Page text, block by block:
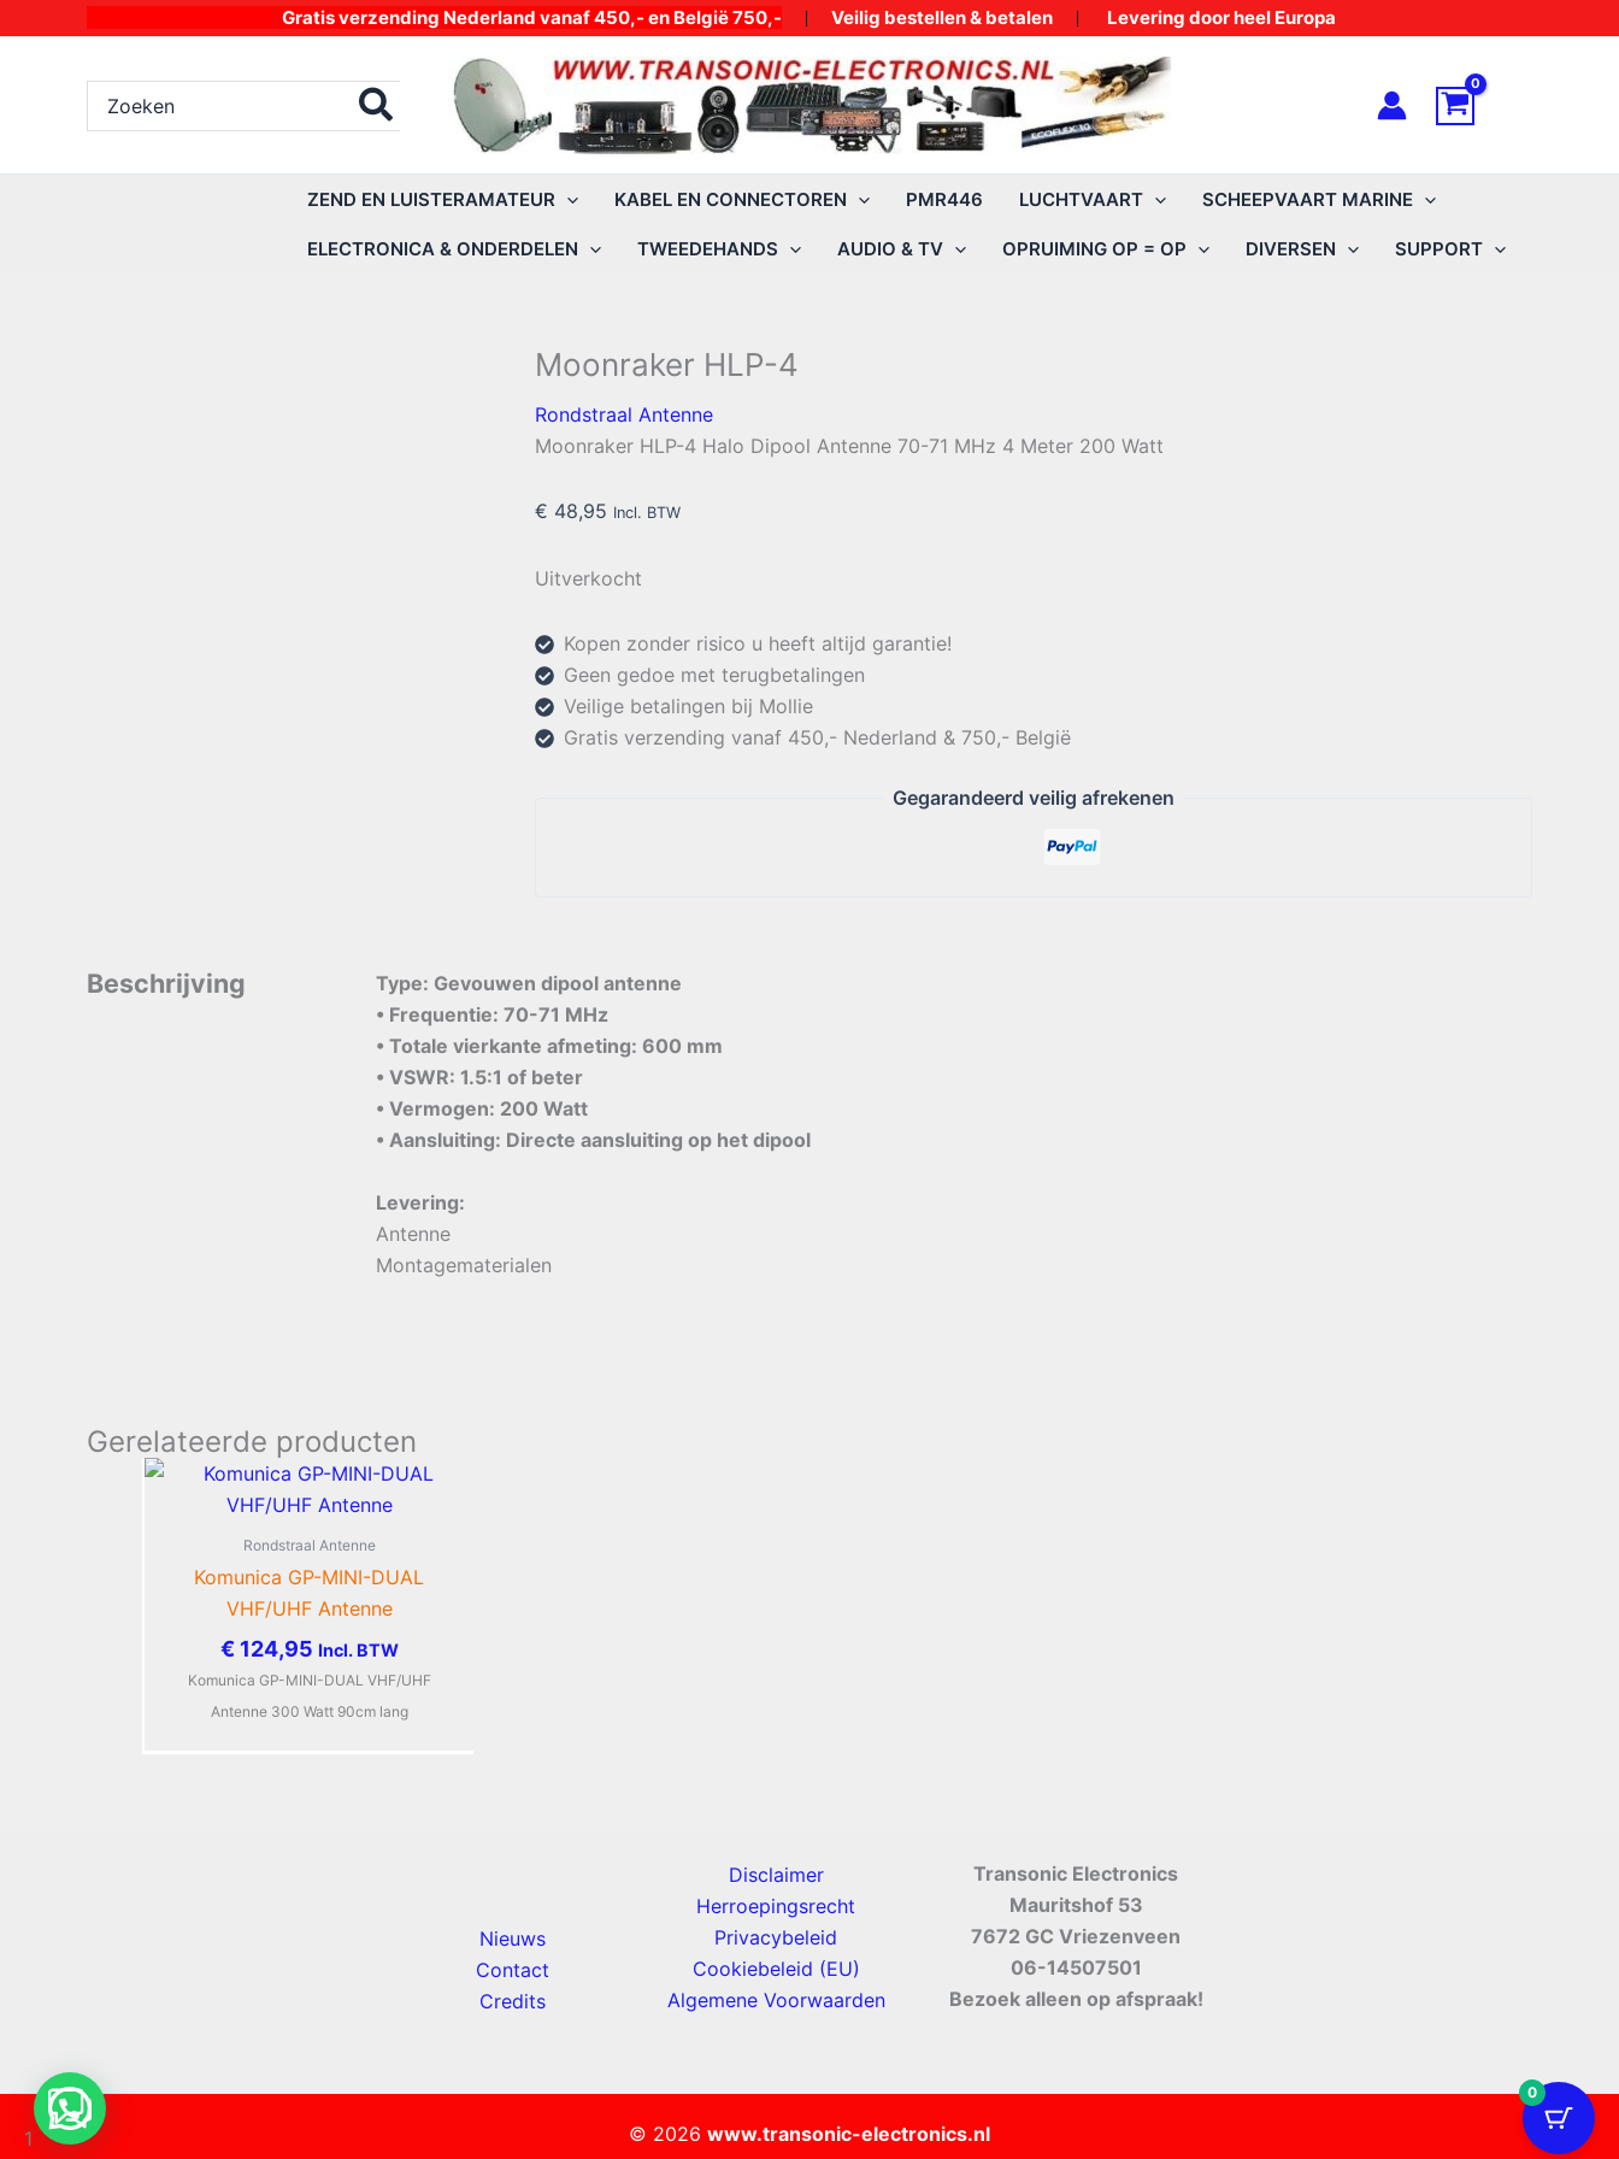
Gratis verzending Nederland vanaf 450,- en België 750,- Veilig bestellen & betalen Levering door heel Europa
naar:
ZEND EN LUISTERAMATEUR KABEL EN CONNECTOREN PMR446 LUCHTVAART SCHEEPVAART MARINE
ELECTRONICA & ONDERDELEN TWEEDEHANDS AUDIO & TV OPRUIMING OP = OP DIVERSEN SUPPORT
Moonraker HLP-4
Rondstraal Antenne
Moonraker HLP-4 Halo Dipool Antenne 70-71 MHz 4 Meter 200 Watt
€ 48,95 Incl. BTW
Uitverkocht
Kopen zonder risico u heeft altijd garantie!
Geen gedoe met terugbetalingen
Veilige betalingen bij Mollie
Gratis verzending vanaf 450,- Nederland & 750,- België
Gegarandeerd veilig afrekenen
Beschrijving
Type: Gevouwen dipool antenne
• Frequentie: 70-71 MHz
• Totale vierkante afmeting: 600 mm
• VSWR: 1.5:1 of beter
• Vermogen: 200 Watt
• Aansluiting: Directe aansluiting op het dipool
Levering:
Antenne
Montagematerialen
Gerelateerde producten
Rondstraal Antenne
Komunica GP-MINI-DUAL
VHF/UHF Antenne
€124,95 Incl. BTW
Komunica GP-MINI-DUAL VHF/UHF
Antenne 300 Watt 90cm lang
Nieuws
Contact
Credits
Disclaimer
Herroepingsrecht
Privacybeleid
Cookiebeleid (EU)
Algemene Voorwaarden
Transonic Electronics
Mauritshof 53
7672 GC Vriezenveen
06-14507501
Bezoek alleen op afspraak!
© 2026 www.transonic-electronics.nl
0
1